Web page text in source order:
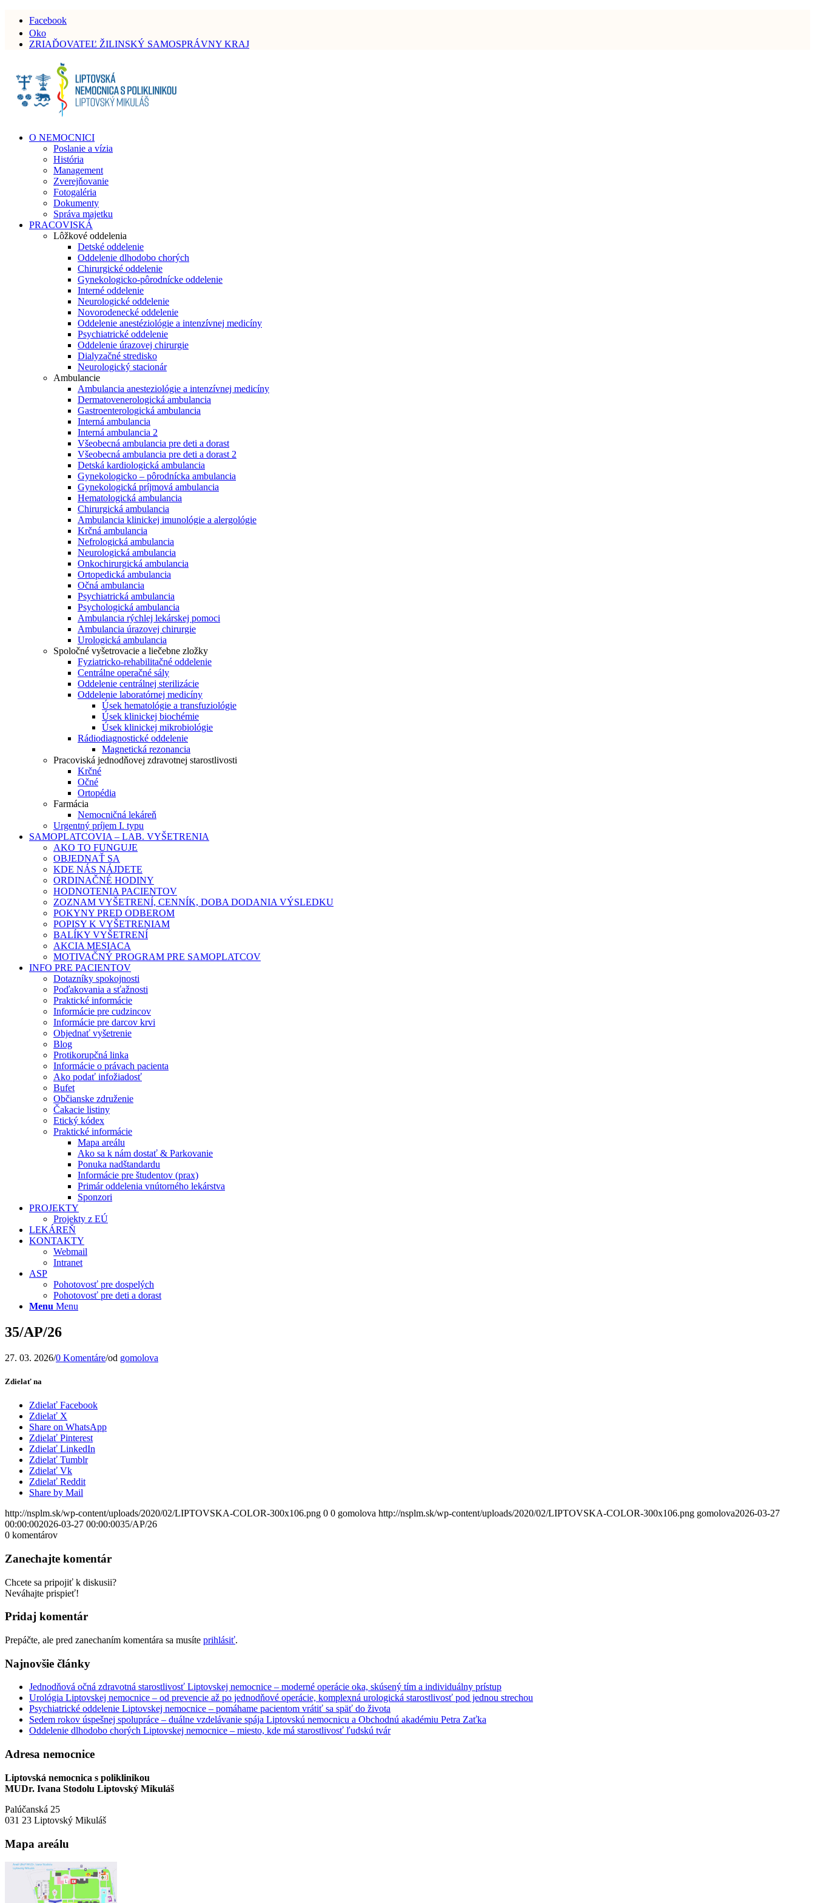
Facebook
Oko
ZRIAĎOVATEĽ ŽILINSKÝ SAMOSPRÁVNY KRAJ
O NEMOCNICI
Poslanie a vízia
História
Management
Zverejňovanie
Fotogaléria
Dokumenty
Správa majetku
PRACOVISKÁ
Lôžkové oddelenia
Detské oddelenie
Oddelenie dlhodobo chorých
Chirurgické oddelenie
Gynekologicko-pôrodnícke oddelenie
Interné oddelenie
Neurologické oddelenie
Novorodenecké oddelenie
Oddelenie anestéziológie a intenzívnej medicíny
Psychiatrické oddelenie
Oddelenie úrazovej chirurgie
Dialyzačné stredisko
Neurologický stacionár
Ambulancie
Ambulancia anesteziológie a intenzívnej medicíny
Dermatovenerologická ambulancia
Gastroenterologická ambulancia
Interná ambulancia
Interná ambulancia 2
Všeobecná ambulancia pre deti a dorast
Všeobecná ambulancia pre deti a dorast 2
Detská kardiologická ambulancia
Gynekologicko – pôrodnícka ambulancia
Gynekologická príjmová ambulancia
Hematologická ambulancia
Chirurgická ambulancia
Ambulancia klinickej imunológie a alergológie
Krčná ambulancia
Nefrologická ambulancia
Neurologická ambulancia
Onkochirurgická ambulancia
Ortopedická ambulancia
Očná ambulancia
Psychiatrická ambulancia
Psychologická ambulancia
Ambulancia rýchlej lekárskej pomoci
Ambulancia úrazovej chirurgie
Urologická ambulancia
Spoločné vyšetrovacie a liečebne zložky
Fyziatricko-rehabilitačné oddelenie
Centrálne operačné sály
Oddelenie centrálnej sterilizácie
Oddelenie laboratórnej medicíny
Úsek hematológie a transfuziológie
Úsek klinickej biochémie
Úsek klinickej mikrobiológie
Rádiodiagnostické oddelenie
Magnetická rezonancia
Pracoviská jednodňovej zdravotnej starostlivosti
Krčné
Očné
Ortopédia
Farmácia
Nemocničná lekáreň
Urgentný príjem I. typu
SAMOPLATCOVIA – LAB. VYŠETRENIA
AKO TO FUNGUJE
OBJEDNAŤ SA
KDE NÁS NÁJDETE
ORDINAČNÉ HODINY
HODNOTENIA PACIENTOV
ZOZNAM VYŠETRENÍ, CENNÍK, DOBA DODANIA VÝSLEDKU
POKYNY PRED ODBEROM
POPISY K VYŠETRENIAM
BALÍKY VYŠETRENÍ
AKCIA MESIACA
MOTIVAČNÝ PROGRAM PRE SAMOPLATCOV
INFO PRE PACIENTOV
Dotazníky spokojnosti
Poďakovania a sťažnosti
Praktické informácie
Informácie pre cudzincov
Informácie pre darcov krvi
Objednať vyšetrenie
Blog
Protikorupčná linka
Informácie o právach pacienta
Ako podať infožiadosť
Bufet
Občianske združenie
Čakacie listiny
Etický kódex
Praktické informácie
Mapa areálu
Ako sa k nám dostať & Parkovanie
Ponuka nadštandardu
Informácie pre študentov (prax)
Primár oddelenia vnútorného lekárstva
Sponzori
PROJEKTY
Projekty z EÚ
LEKÁREŇ
KONTAKTY
Webmail
Intranet
ASP
Pohotovosť pre dospelých
Pohotovosť pre deti a dorast
Menu Menu
35/AP/26
27. 03. 2026/0 Komentáre/od gomolova
Zdielať na
Zdielať Facebook
Zdielať X
Share on WhatsApp
Zdielať Pinterest
Zdielať LinkedIn
Zdielať Tumblr
Zdielať Vk
Zdielať Reddit
Share by Mail
http://nsplm.sk/wp-content/uploads/2020/02/LIPTOVSKA-COLOR-300x106.png 0 0 gomolova http://nsplm.sk/wp-content/uploads/2020/02/LIPTOVSKA-COLOR-300x106.png gomolova2026-03-27
00:00:002026-03-27 00:00:0035/AP/26
0 komentárov
Zanechajte komentár
Chcete sa pripojiť k diskusii?
Neváhajte prispieť!
Pridaj komentár
Prepáčte, ale pred zanechaním komentára sa musíte prihlásiť.
Najnovšie články
Jednodňová očná zdravotná starostlivosť Liptovskej nemocnice – moderné operácie oka, skúsený tím a individuálny prístup
Urológia Liptovskej nemocnice – od prevencie až po jednodňové operácie, komplexná urologická starostlivosť pod jednou strechou
Psychiatrické oddelenie Liptovskej nemocnice – pomáhame pacientom vrátiť sa späť do života
Sedem rokov úspešnej spolupráce – duálne vzdelávanie spája Liptovskú nemocnicu a Obchodnú akadémiu Petra Zaťka
Oddelenie dlhodobo chorých Liptovskej nemocnice – miesto, kde má starostlivosť ľudskú tvár
Adresa nemocnice
Liptovská nemocnica s poliklinikou
MUDr. Ivana Stodolu Liptovský Mikuláš
Palúčanská 25
031 23 Liptovský Mikuláš
Mapa areálu